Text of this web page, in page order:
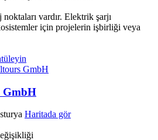
Elektrik şarjı
GmbH
Haritada gör